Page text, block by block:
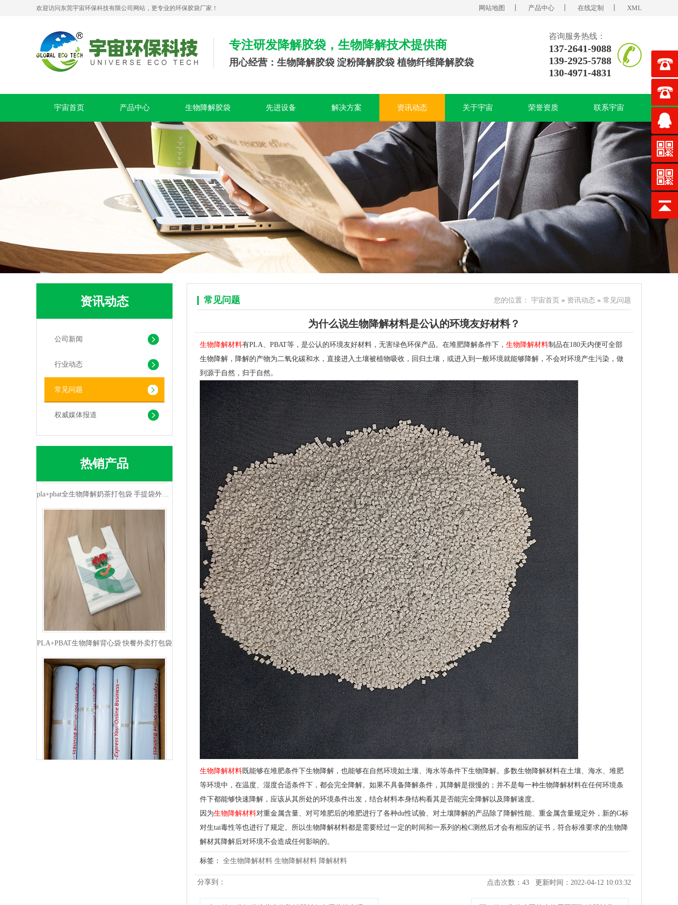
欢迎访问东莞宇宙环保科技有限公司网站，更专业的环保胶袋厂家！ 网站地图 产品中心 在线定制 XML
专注研发降解胶袋，生物降解技术提供商
用心经营：生物降解胶袋 淀粉降解胶袋 植物纤维降解胶袋
咨询服务热线：
137-2641-9088
139-2925-5788
130-4971-4831
宇宙首页 产品中心 生物降解胶袋 先进设备 解决方案 资讯动态 关于宇宙 荣誉资质 联系宇宙
资讯动态
公司新闻
行业动态
常见问题
权威媒体报道
热销产品
可堆肥生物降解服装手挽袋 环保购物手提袋按需定制印刷
PLA+PBAT生物降解背心袋 快餐外卖打包袋
常见问题 您的位置： 宇宙首页 » 资讯动态 » 常见问题
为什么说生物降解材料是公认的环境友好材料？
生物降解材料有PLA、PBAT等，是公认的环境友好材料，无害绿色环保产品。在堆肥降解条件下， 生物降解材料制品在180天内便可全部
生物降解，降解的产物为二氧化碳和水，直接进入土壤被植物吸收，回归土壤，或进入到一般环境就能够降解，不会对环境产生污染，做
到源于自然，归于自然。
生物降解材料既能够在堆肥条件下生物降解，也能够在自然环境如土壤、海水等条件下生物降解。多数生物降解材料在土壤、海水、堆肥
等环境中，在温度、湿度合适条件下，都会完全降解。如果不具备降解条件，其降解是很慢的；并不是每一种生物降解材料在任何环境条
件下都能够快速降解，应该从其所处的环境条件出发，结合材料本身结构看其是否能完全降解以及降解速度。
因为生物降解材料对重金属含量、对可堆肥后的堆肥进行了各种du性试验、对土壤降解的产品除了降解性能、重金属含量规定外，新的G标
对生tai毒性等也进行了规定。所以生物降解材料都是需要经过一定的时间和一系列的检C测然后才会有相应的证书，符合标准要求的生物降
解材其降解后对环境不会造成任何影响的。
标签： 全生物降解材料 生物降解材料 降解材料
分享到： 点击次数： 43 更新时间：2022-04-12 10:03:32